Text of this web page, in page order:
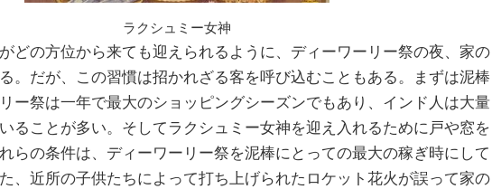
ラクシュミー女神
どの方位から来ても迎えられるように、ディーワーリー祭の夜、家の
。だが、この習慣は招かれざる客を呼び込むこともある。まずは泥棒
ー祭は一年で最大のショッピングシーズンでもあり、インド人は大量
ることが多い。そしてラクシュミー女神を迎え入れるために戸や窓を
らの条件は、ディーワーリー祭を泥棒にとっての最大の稼ぎ時にして
、近所の子供たちによって打ち上げられたロケット花火が誤って家の